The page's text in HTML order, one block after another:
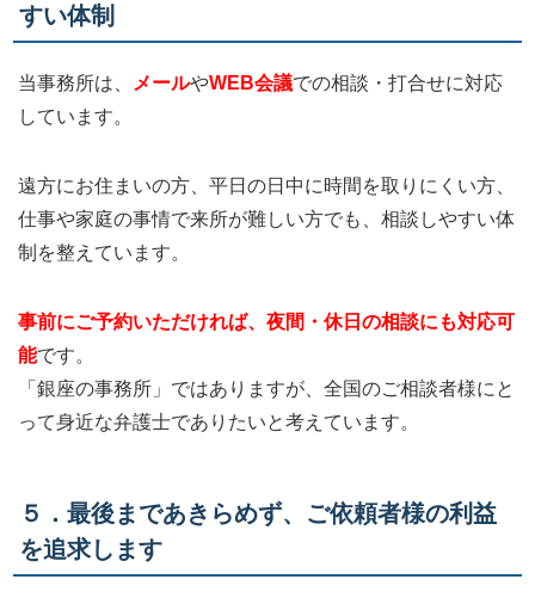
すい体制
当事務所は、 メールやWEB会議での相談・打合せに対応
しています。
遠方にお住まいの方、平日の日中に時間を取りにくい方、
仕事や家庭の事情で来所が難しい方でも、相談しやすい体
制を整えています。
事前にご予約いただければ、夜間・休日の相談にも対応可
能です。
「銀座の事務所」ではありますが、全国のご相談者様にと
って身近な弁護士でありたいと考えています。
５．最後まであきらめず、ご依頼者様の利益
を追求します